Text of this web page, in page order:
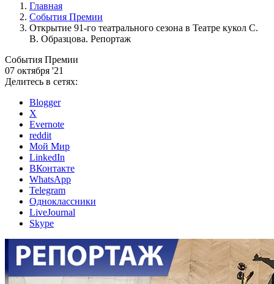
Главная
События Премии
Открытие 91-го театрального сезона в Театре кукол С.
В. Образцова. Репортаж
События Премии
07 октября '21
Делитесь в сетях:
Blogger
X
Evernote
reddit
Мой Мир
LinkedIn
ВКонтакте
WhatsApp
Telegram
Одноклассники
LiveJournal
Skype